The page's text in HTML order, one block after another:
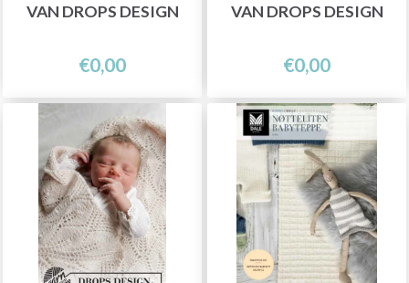
VAN DROPS DESIGN
€0,00
VAN DROPS DESIGN
€0,00